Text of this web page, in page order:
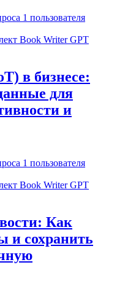
1 пользователя
Book Writer GPT
в бизнесе:
для
и
1 пользователя
Book Writer GPT
Как
и сохранить